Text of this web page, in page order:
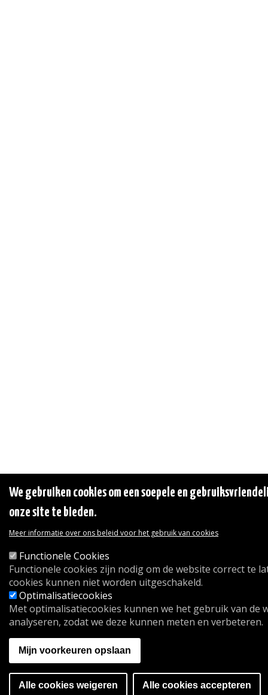
We gebruiken cookies om een soepele en
onze site te bieden.
Meer informatie over ons beleid voor het gebruik van cookies
Functionele Cookies
Functionele cookies zijn nodig om de website correct te
cookies kunnen niet worden uitgeschakeld.
Optimalisatiecookies
Met optimalisatiecookies kunnen we het gebruik van de
analyseren, zodat we deze kunnen meten en verbeteren.
Mijn voorkeuren opslaan
Alle cookies weigeren Alle cookies accepteren